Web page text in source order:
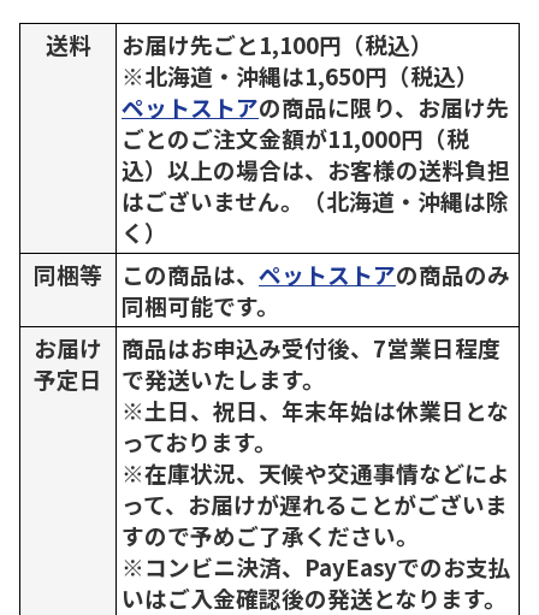
送料
お届け先ごと1,100円（税込）
※北海道・沖縄は1,650円（税込）
ペットストアの商品に限り、お届け先
ごとのご注文金額が11,000円（税
込）以上の場合は、お客様の送料負担
はございません。（北海道・沖縄は除
く）
同梱等
この商品は、 ペットストアの商品のみ
同梱可能です。
お届け
予定日
商品はお申込み受付後、7営業日程度
で発送いたします。
※土日、祝日、年末年始は休業日とな
っております。
※在庫状況、天候や交通事情などによ
って、お届けが遅れることがございま
すので予めご了承ください。
※コンビニ決済、PayEasyでのお支払
いはご入金確認後の発送となります。